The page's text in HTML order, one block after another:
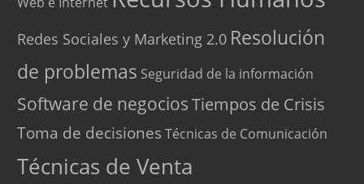
Redes Sociales y Marketing 2.0 Resolución
de problemas Seguridad de la información
Software de negociosTiempos de Crisis
Toma de decisiones Técnicas de Comunicación
Técnicas de Venta